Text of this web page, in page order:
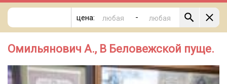
цена: -
Омильянович А., В Беловежской пуще.